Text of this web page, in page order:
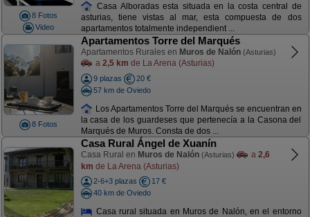
8 Fotos
Video
Casa Alboradas esta situada en la costa central de
asturias, tiene vistas al mar, esta compuesta de dos
apartamentos totalmente independient ...
8 Fotos
Apartamentos Torre del Marqués
Apartamentos Rurales en Muros de Nalón (Asturias)
a 2,5 km de La Arena (Asturias)
9 plazas
20 €
57 km de Oviedo
Los Apartamentos Torre del Marqués se encuentran en
la casa de los guardeses que pertenecía a la Casona del
Marqués de Muros. Consta de dos ...
Casa Rural Ángel de Xuanín
Casa Rural en Muros de Nalón (Asturias) a 2,6
km de La Arena (Asturias)
2-6+3 plazas
17 €
40 km de Oviedo
Casa rural situada en Muros de Nalón, en el entorno